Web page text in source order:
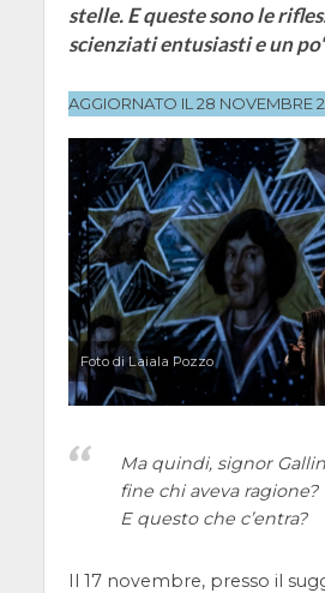
stelle. E queste sono le
scienziati entusiasti e un
AGGIORNATO IL 28 NOVEMBRE
Foto di Laiala Pozzo
Ma quindi, signor
fine chi aveva ragione?
E questo che c’entra?
Il 17 novembre, presso il